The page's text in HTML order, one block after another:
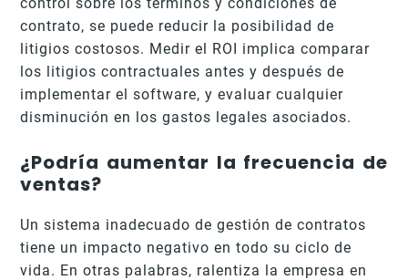
contrato, se puede reducir la posibilidad de
litigios costosos. Medir el ROI implica comparar
los litigios contractuales antes y después de
implementar el software, y evaluar cualquier
disminución en los gastos legales asociados.
¿Podría aumentar la frecuencia de
ventas?
Un sistema inadecuado de gestión de contratos
tiene un impacto negativo en todo su ciclo de
vida. En otras palabras, ralentiza la empresa en